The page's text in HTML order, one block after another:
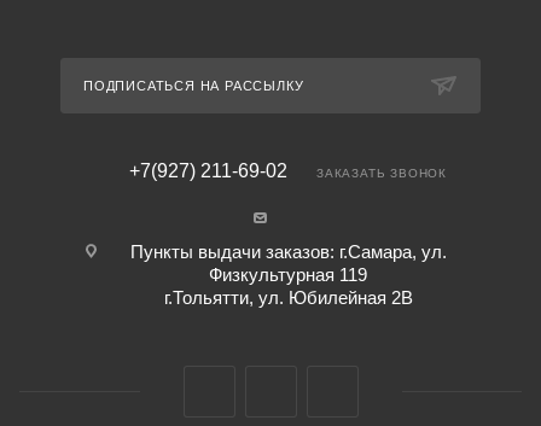
ПОДПИСАТЬСЯ НА РАССЫЛКУ
+7(927) 211-69-02 ЗАКАЗАТЬ ЗВОНОК
Пункты выдачи заказов: г.Самара, ул.
Физкультурная 119
г.Тольятти, ул. Юбилейная 2В